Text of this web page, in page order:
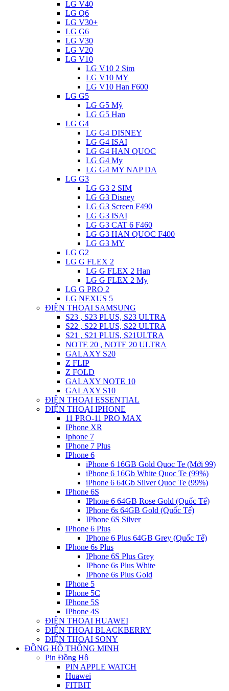
LG V40
LG Q6
LG V30+
LG G6
LG V30
LG V20
LG V10
LG V10 2 Sim
LG V10 MY
LG V10 Han F600
LG G5
LG G5 Mỹ
LG G5 Han
LG G4
LG G4 DISNEY
LG G4 ISAI
LG G4 HAN QUOC
LG G4 My
LG G4 MY NAP DA
LG G3
LG G3 2 SIM
LG G3 Disney
LG G3 Screen F490
LG G3 ISAI
LG G3 CAT 6 F460
LG G3 HAN QUOC F400
LG G3 MY
LG G2
LG G FLEX 2
LG G FLEX 2 Han
LG G FLEX 2 My
LG G PRO 2
LG NEXUS 5
ĐIỆN THOẠI SAMSUNG
S23 , S23 PLUS, S23 ULTRA
S22 , S22 PLUS, S22 ULTRA
S21 , S21 PLUS, S21ULTRA
NOTE 20 , NOTE 20 ULTRA
GALAXY S20
Z FLIP
Z FOLD
GALAXY NOTE 10
GALAXY S10
ĐIỆN THOẠI ESSENTIAL
ĐIỆN THOẠI IPHONE
11 PRO-11 PRO MAX
IPhone XR
Iphone 7
IPhone 7 Plus
IPhone 6
iPhone 6 16GB Gold Quoc Te (Mới 99)
iPhone 6 16Gb White Quoc Te (99%)
iPhone 6 64Gb Silver Quoc Te (99%)
IPhone 6S
IPhone 6 64GB Rose Gold (Quốc Tế)
IPhone 6s 64GB Gold (Quốc Tế)
IPhone 6S Silver
IPhone 6 Plus
IPhone 6 Plus 64GB Grey (Quốc Tế)
IPhone 6s Plus
IPhone 6S Plus Grey
IPhone 6s Plus White
IPhone 6s Plus Gold
IPhone 5
IPhone 5C
IPhone 5S
IPhone 4S
ĐIỆN THOẠI HUAWEI
ĐIỆN THOẠI BLACKBERRY
ĐIỆN THOẠI SONY
ĐỒNG HỒ THÔNG MINH
Pin Đồng Hồ
PIN APPLE WATCH
Huawei
FITBIT